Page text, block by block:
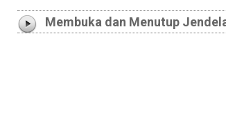
Membuka dan Menutup